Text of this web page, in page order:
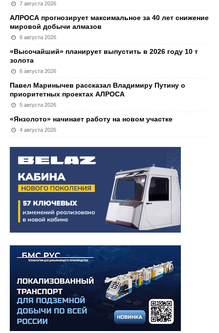
7 августа 2026
АЛРОСА прогнозирует максимальное за 40 лет снижение
мировой добычи алмазов
6 августа 2026
«Высочайший» планирует выпустить в 2026 году 10 т
золота
6 августа 2026
Павел Маринычев рассказал Владимиру Путину о
приоритетных проектах АЛРОСА
5 августа 2026
«Янзолото» начинает работу на новом участке
4 августа 2026